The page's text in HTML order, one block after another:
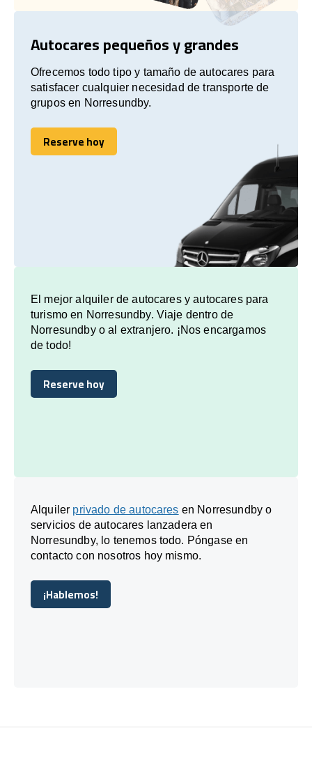
Autocares pequeños y grandes
Ofrecemos todo tipo y tamaño de autocares para
satisfacer cualquier necesidad de transporte de
grupos en Norresundby.
Reserve hoy
Reserve hoy
El mejor alquiler de autocares y autocares para
turismo en Norresundby. Viaje dentro de
Norresundby o al extranjero. ¡Nos encargamos
de todo!
Reserve hoy
Reserve hoy
Alquiler privado de autocares en Norresundby o
servicios de autocares lanzadera en
Norresundby, lo tenemos todo. Póngase en
contacto con nosotros hoy mismo.
¡Hablemos!
¡Hablemos!